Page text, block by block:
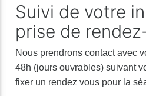
Suivi de votre
prise de
Nous prendrons contact avec
48h (jours ouvrables) suivant
fixer un rendez vous pour la